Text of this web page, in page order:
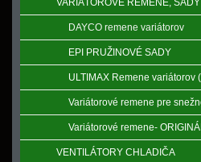
VARIÁTOROVÉ REMENE, SADY
DAYCO remene variátorov
EPI PRUŽINOVÉ SADY
ULTIMAX Remene variátorov
Variátorové remene pre
Variátorové remene-
VENTILÁTORY CHLADIČA